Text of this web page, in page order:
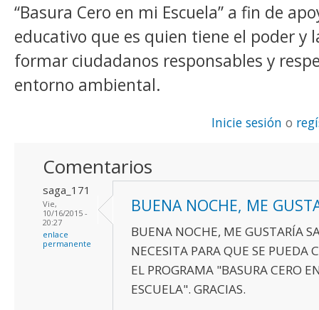
“Basura Cero en mi Escuela” a fin de
educativo que es quien tiene el poder y
formar ciudadanos responsables y
entorno ambiental.
Inicie sesión o
Comentarios
saga_171
Vie,
10/16/2015 -
20:27
enlace
permanente
BUENA NOCHE, ME
BUENA NOCHE, ME GUSTARÍA
NECESITA PARA QUE SE PUEDA
EL PROGRAMA "BASURA CERO
ESCUELA". GRACIAS.